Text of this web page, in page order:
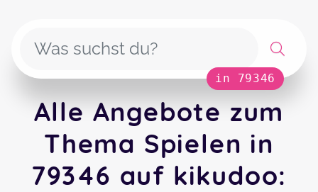
in 79346
Alle Angebote zum
Thema Spielen in
79346 auf kikudoo: